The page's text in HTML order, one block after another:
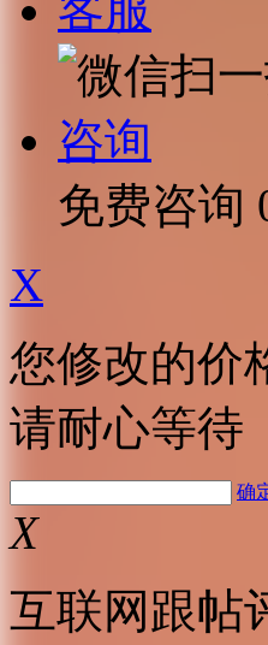
咨询
免费咨询
X
您修改的价
请耐心等待
确
X
互联网跟帖